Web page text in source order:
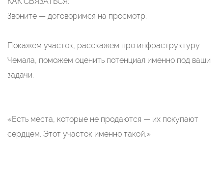
Звоните — договоримся на просмотр.
Покажем участок, расскажем про инфраструктуру
Чемала, поможем оценить потенциал именно под ваши
задачи.
«Есть места, которые не продаются — их покупают
сердцем. Этот участок именно такой.»